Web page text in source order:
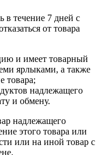
в течение 7 дней с
от товара
и имеет товарный
ярлыками, а также
товара;
надлежащего
и обмену.
надлежащего
этого товара или
или на иной товар с